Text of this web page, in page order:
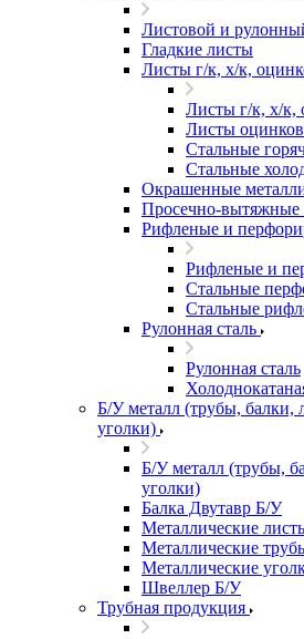
Листовой и
Гладкие листы
Листы г/к, х/к,
Листы г/к, х/к,
Листы
Стальные
Стальные
Окрашенные
Просечно-
Рифленые и
Рифленые и
Стальные
Стальные
Рулонная сталь
Рулонная сталь
Б/У металл (трубы, балки,
уголки)
Б/У металл (трубы,
уголки)
Балка Двутавр Б/У
Металлические
Металлические
Металлические
Швеллер Б/У
Трубная продукция